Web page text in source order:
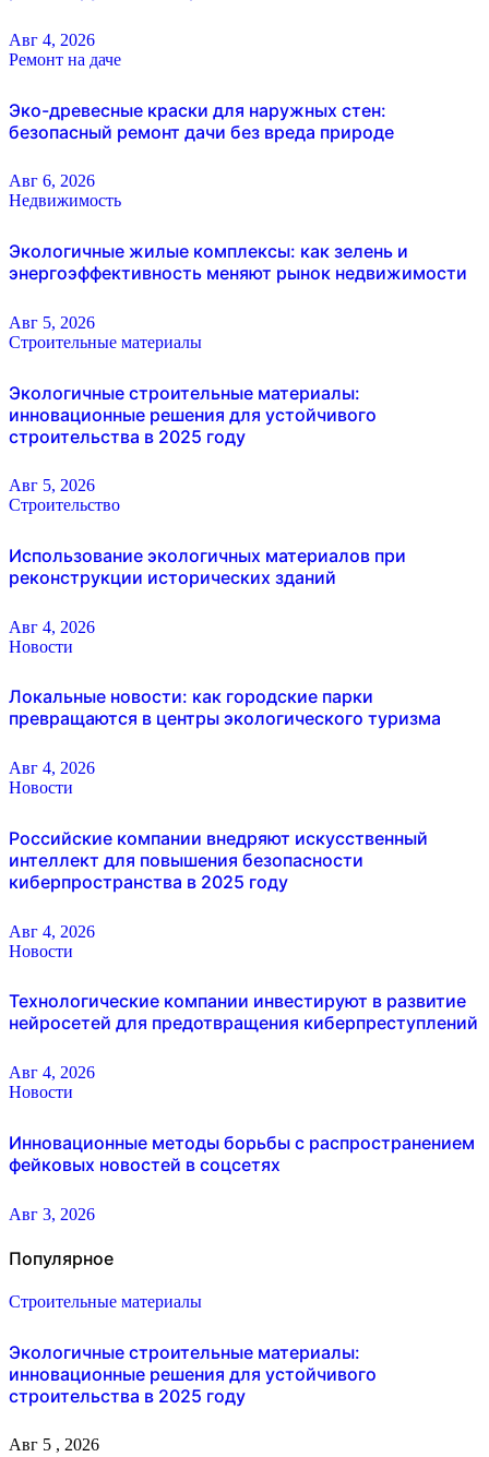
Авг 4, 2026
Ремонт на даче
Эко-древесные краски для наружных стен:
безопасный ремонт дачи без вреда природе
Авг 6, 2026
Недвижимость
Экологичные жилые комплексы: как зелень и
энергоэффективность меняют рынок недвижимости
Авг 5, 2026
Строительные материалы
Экологичные строительные материалы:
инновационные решения для устойчивого
строительства в 2025 году
Авг 5, 2026
Строительство
Использование экологичных материалов при
реконструкции исторических зданий
Авг 4, 2026
Новости
Локальные новости: как городские парки
превращаются в центры экологического туризма
Авг 4, 2026
Новости
Российские компании внедряют искусственный
интеллект для повышения безопасности
киберпространства в 2025 году
Авг 4, 2026
Новости
Технологические компании инвестируют в развитие
нейросетей для предотвращения киберпреступлений
Авг 4, 2026
Новости
Инновационные методы борьбы с распространением
фейковых новостей в соцсетях
Авг 3, 2026
Популярное
Строительные материалы
Экологичные строительные материалы:
инновационные решения для устойчивого
строительства в 2025 году
Авг 5 , 2026